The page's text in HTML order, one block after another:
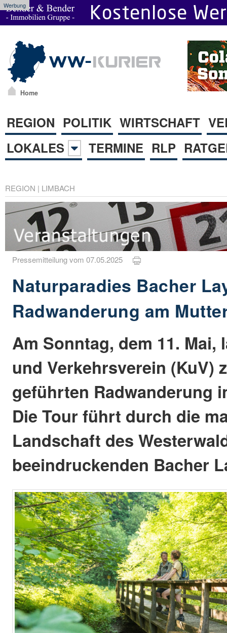
Werbung
Home
REGION POLITIK WIRTSCHAFT
LOKALES
TERMINE RLP
REGION | LIMBACH
Pressemitteilung vom 07.05.2025
Naturparadies Bacher
Radwanderung am
Am Sonntag, dem 11. Mai,
und Verkehrsverein (KuV)
geführten Radwanderung
Die Tour führt durch die
Landschaft des
beeindruckenden Bacher